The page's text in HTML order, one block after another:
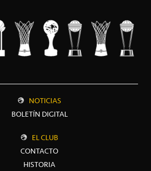
NOTICIAS
BOLETÍN DIGITAL
EL CLUB
CONTACTO
HISTORIA